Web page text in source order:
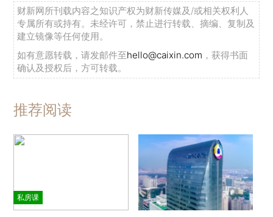
财新网所刊载内容之知识产权为财新传媒及/或相关权利人
专属所有或持有。未经许可，禁止进行转载、摘编、复制及
建立镜像等任何使用。
如有意愿转载，请发邮件至hello@caixin.com ，获得书面
确认及授权后，方可转载。
推荐阅读
私房课